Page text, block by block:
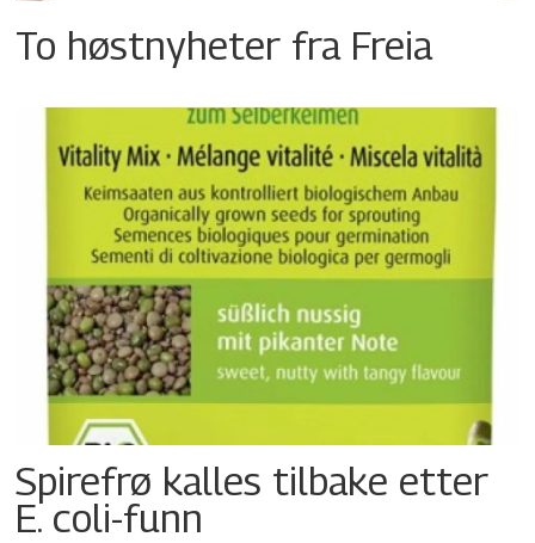
To høstnyheter fra Freia
Spirefrø kalles tilbake etter
E. coli-funn